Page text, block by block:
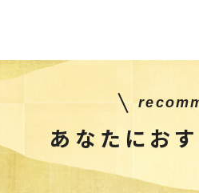
あなたにお